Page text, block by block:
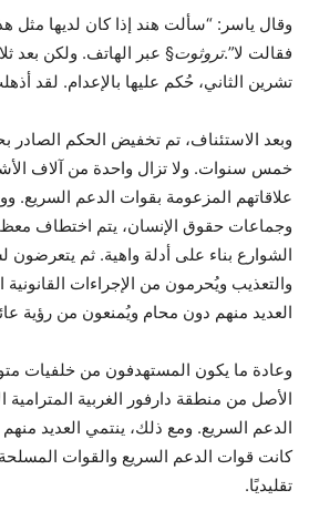
وقال ياسر: “سألت هند إذا كان لديها مثل
فقالت لا”.تروثوت§ عبر الهاتف. ولكن بعد
تشرين الثاني، حُكم عليها بالإعدام. لقد
وبعد الاستئناف، تم تخفيض الحكم
خمس سنوات. ولا تزال واحدة من آلاف
علاقاتهم المزعومة بقوات الدعم السريع.
وجماعات حقوق الإنسان، يتم اختطاف
الشوارع بناء على أدلة واهية. ثم يتعرضون
والتعذيب ويُحرمون من الإجراءات
العديد منهم دون محام ويُمنعون من رؤية
وعادة ما يكون المستهدفون من خلفيات
الأصل من منطقة دارفور الغربية
الدعم السريع. ومع ذلك، ينتمي العديد
كانت قوات الدعم السريع والقوات
تقليديًا.